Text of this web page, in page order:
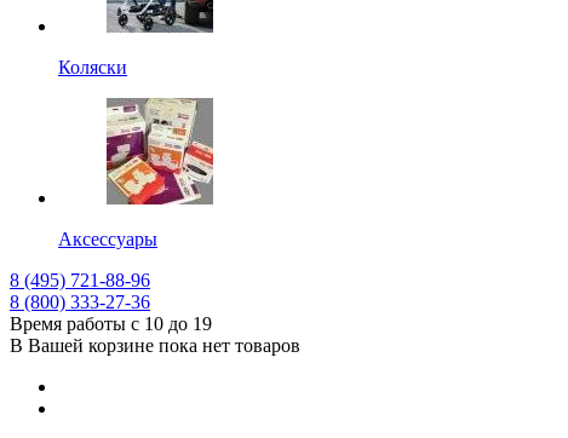
Коляски
Аксессуары
8 (495) 721-88-96
8 (800) 333-27-36
Время работы с 10 до 19
В Вашей корзине пока нет товаров